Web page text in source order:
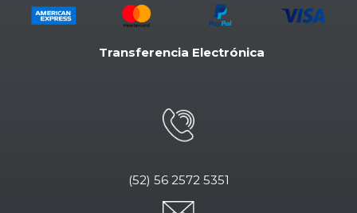
Transferencia Electrónica
(52) 56 2572 5351